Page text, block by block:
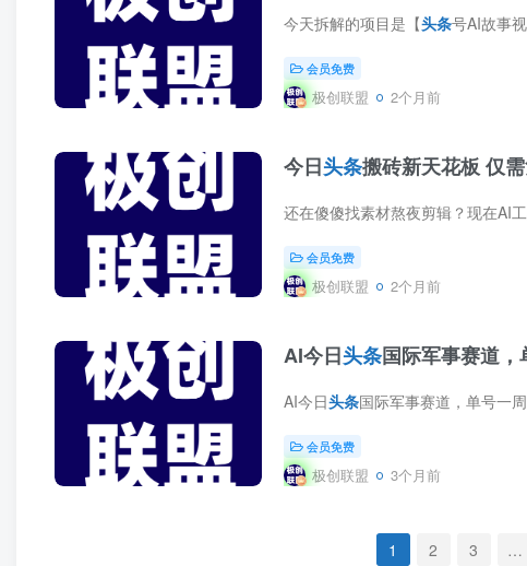
今天拆解的项目是【头条号AI故事视频掘金】
会员免费
极创联盟 2个月前
今日头条搬砖新天花板 仅
会员免费
极创联盟 2个月前
AI今日头条国际军事赛道
AI今日头条国际军事赛道，单号一周收益921，超暴力 项
会员免费
极创联盟 3个月前
1 2 3 …